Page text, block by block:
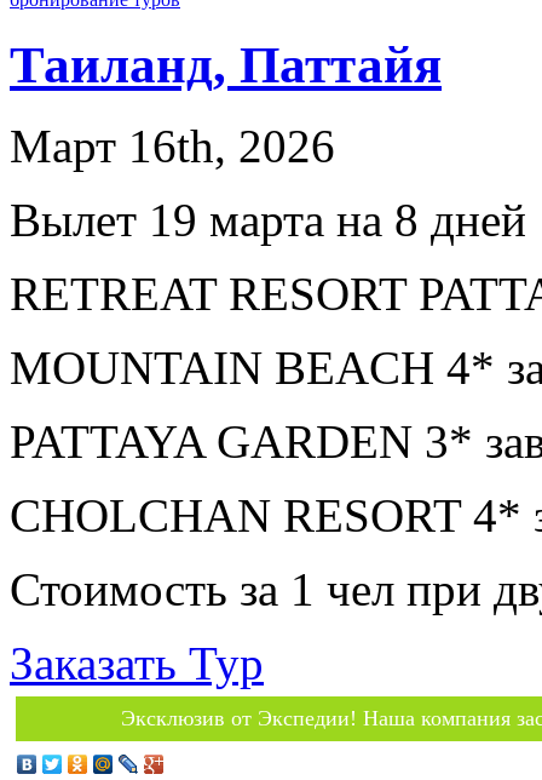
Таиланд, Паттайя
Март 16th, 2026
Вылет 19 марта на 8 дней
RETREAT RESORT
MOUNTAIN BEACH 4*
PATTAYA GARDEN 3*
CHOLCHAN RESORT 4*
Стоимость за 1 чел при
Заказать Тур
Эксклюзив от Экспедии! Наша компания